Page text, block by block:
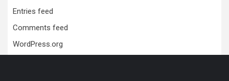
Entries feed
Comments feed
WordPress.org